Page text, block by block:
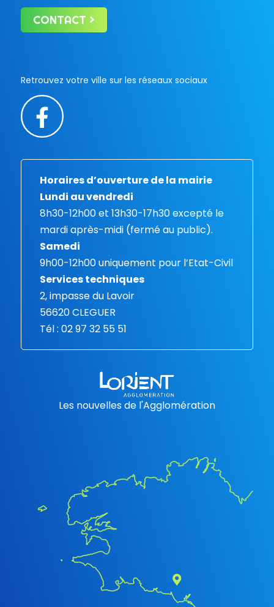
CONTACT
Retrouvez votre ville sur les réseaux sociaux
Horaires d’ouverture de la mairie
Lundi au vendredi
8h30-12h00 et 13h30-17h30 excepté le
mardi après-midi (fermé au public).
Samedi
9h00-12h00 uniquement pour l’Etat-Civil
Services techniques
2, impasse du Lavoir
56620 CLEGUER
Tél : 02 97 32 55 51
Les nouvelles de l'Agglomération